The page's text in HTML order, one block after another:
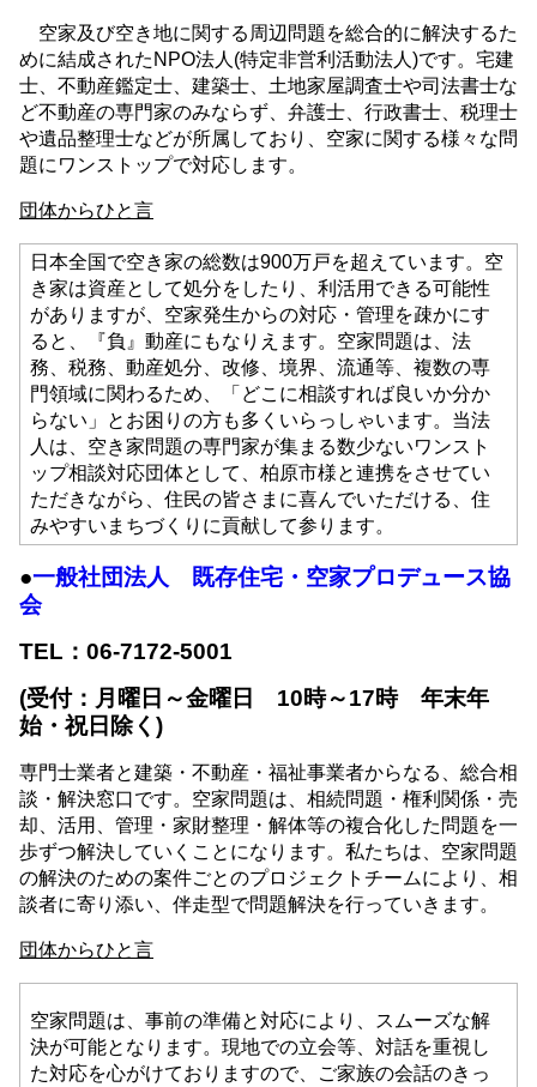
空家及び空き地に関する周辺問題を総合的に解決するた
めに結成されたNPO法人(特定非営利活動法人)です。宅建
士、不動産鑑定士、建築士、土地家屋調査士や司法書士な
ど不動産の専門家のみならず、弁護士、行政書士、税理士
や遺品整理士などが所属しており、空家に関する様々な問
題にワンストップで対応します。
団体からひと言
日本全国で空き家の総数は900万戸を超えています。空
き家は資産として処分をしたり、利活用できる可能性
がありますが、空家発生からの対応・管理を疎かにす
ると、『負』動産にもなりえます。空家問題は、法
務、税務、動産処分、改修、境界、流通等、複数の専
門領域に関わるため、「どこに相談すれば良いか分か
らない」とお困りの方も多くいらっしゃいます。当法
人は、空き家問題の専門家が集まる数少ないワンスト
ップ相談対応団体として、柏原市様と連携をさせてい
ただきながら、住民の皆さまに喜んでいただける、住
みやすいまちづくりに貢献して参ります。
●一般社団法人 既存住宅・空家プロデュース協
会
TEL：06-7172-5001
(受付：月曜日～金曜日 10時～17時 年末年
始・祝日除く)
専門士業者と建築・不動産・福祉事業者からなる、総合相
談・解決窓口です。空家問題は、相続問題・権利関係・売
却、活用、管理・家財整理・解体等の複合化した問題を一
歩ずつ解決していくことになります。私たちは、空家問題
の解決のための案件ごとのプロジェクトチームにより、相
談者に寄り添い、伴走型で問題解決を行っていきます。
団体からひと言
空家問題は、事前の準備と対応により、スムーズな解
決が可能となります。現地での立会等、対話を重視し
た対応を心がけておりますので、ご家族の会話のきっ